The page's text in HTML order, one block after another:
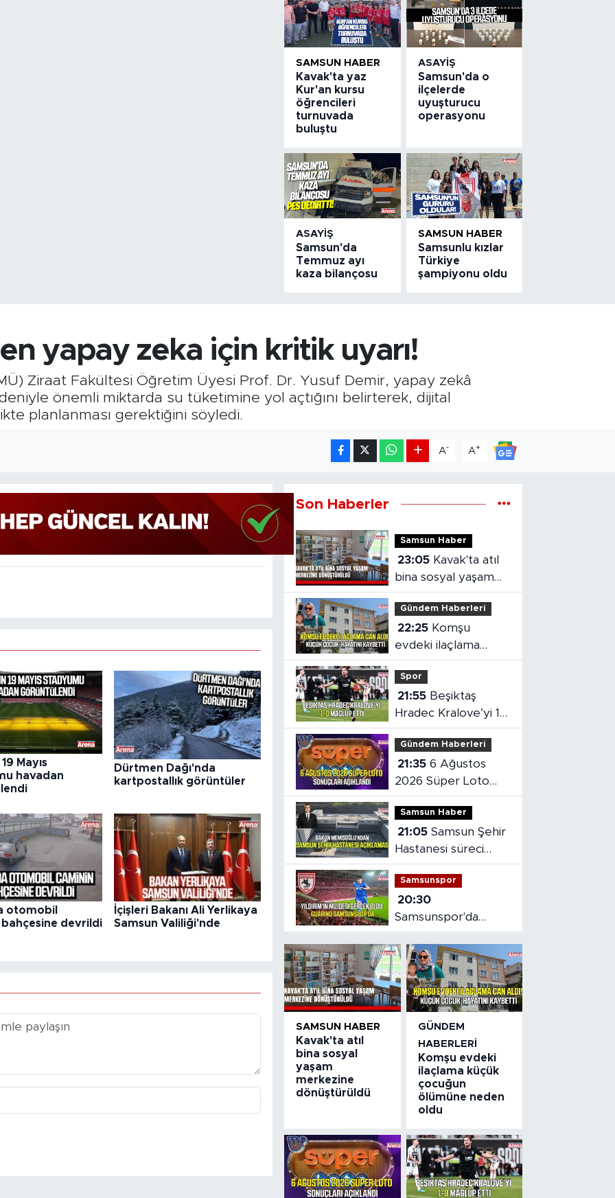
SAMSUN HABER
Kavak'ta yaz
Kur'an kursu
öğrencileri
turnuvada
buluştu
ASAYIŞ
Samsun'da o
ilçelerde
uyuşturucu
operasyonu
ASAYIŞ
Samsun'da
Temmuz ayı
kaza bilançosu
SAMSUN HABER
Samsunlu kızlar
Türkiye
şampiyonu oldu
yapay zeka için kritik uyarı!
Ziraat Fakültesi Öğretim Üyesi Prof. Dr. Yusuf Demir, yapay zekâ
önemli miktarda su tüketimine yol açtığını belirterek, dijital
planlanması gerektiğini söyledi.
A- A+
Mayıs
havadan
Dürtmen Dağı'nda
kartpostallık görüntüler
otomobil
devrildi
İçişleri Bakanı Ali Yerlikaya
Samsun Valiliği'nde
Son Haberler
Samsun Haber
23:05
bina sosyal yaşam
merkezine
dönüştürüldü
Gündem Haberleri
22:25
evdeki ilaçlama
küçük çocuğun
ölümüne neden oldu
Spor
21:55
Hradec Kralove’yi 1-
0 mağlup etti
Gündem Haberleri
21:35 6 Ağustos
2026 Süper Loto
sonuçları açıklandı
Samsun Haber
21:05 Samsun Şehir
Hastanesi süreci
masaya yatırıldı
Samsunspor
20:30
Samsunspor'da
Gabriele dönemi
başladı
SAMSUN HABER
Kavak'ta atıl
bina sosyal
yaşam
merkezine
dönüştürüldü
GÜNDEM
HABERLERI
Komşu evdeki
ilaçlama küçük
çocuğun
ölümüne neden
oldu